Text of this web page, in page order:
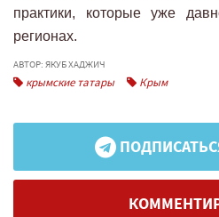
практики, которые уже
регионах.
АВТОР: ЯКУБ ХАДЖИЧ
крымские татары Крым